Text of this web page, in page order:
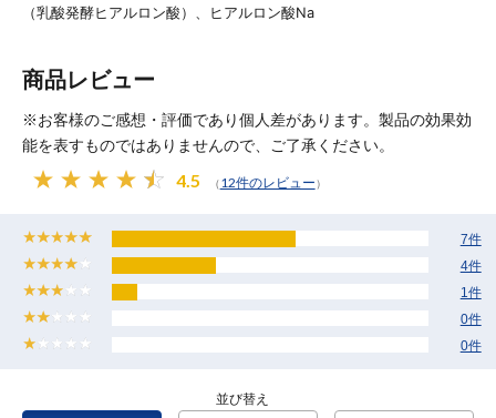
（乳酸発酵ヒアルロン酸）、ヒアルロン酸Na
商品レビュー
※お客様のご感想・評価であり個人差があります。製品の効果効
能を表すものではありませんので、ご了承ください。
4.5 （12件のレビュー）
7件
4件
1件
0件
0件
並び替え